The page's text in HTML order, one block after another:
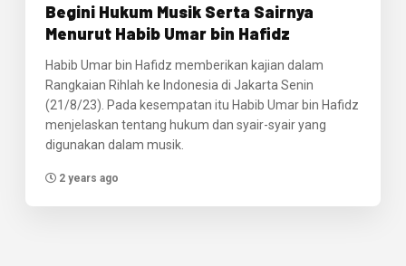
Begini Hukum Musik Serta Sairnya
Menurut Habib Umar bin Hafidz
Habib Umar bin Hafidz memberikan kajian dalam
Rangkaian Rihlah ke Indonesia di Jakarta Senin
(21/8/23). Pada kesempatan itu Habib Umar bin Hafidz
menjelaskan tentang hukum dan syair-syair yang
digunakan dalam musik.
2 years ago